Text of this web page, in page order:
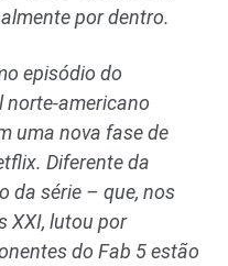
por dentro.
episódio do
norte-americano
uma nova fase de
Diferente da
da série – que, nos
XXI, lutou por
do Fab 5 estão